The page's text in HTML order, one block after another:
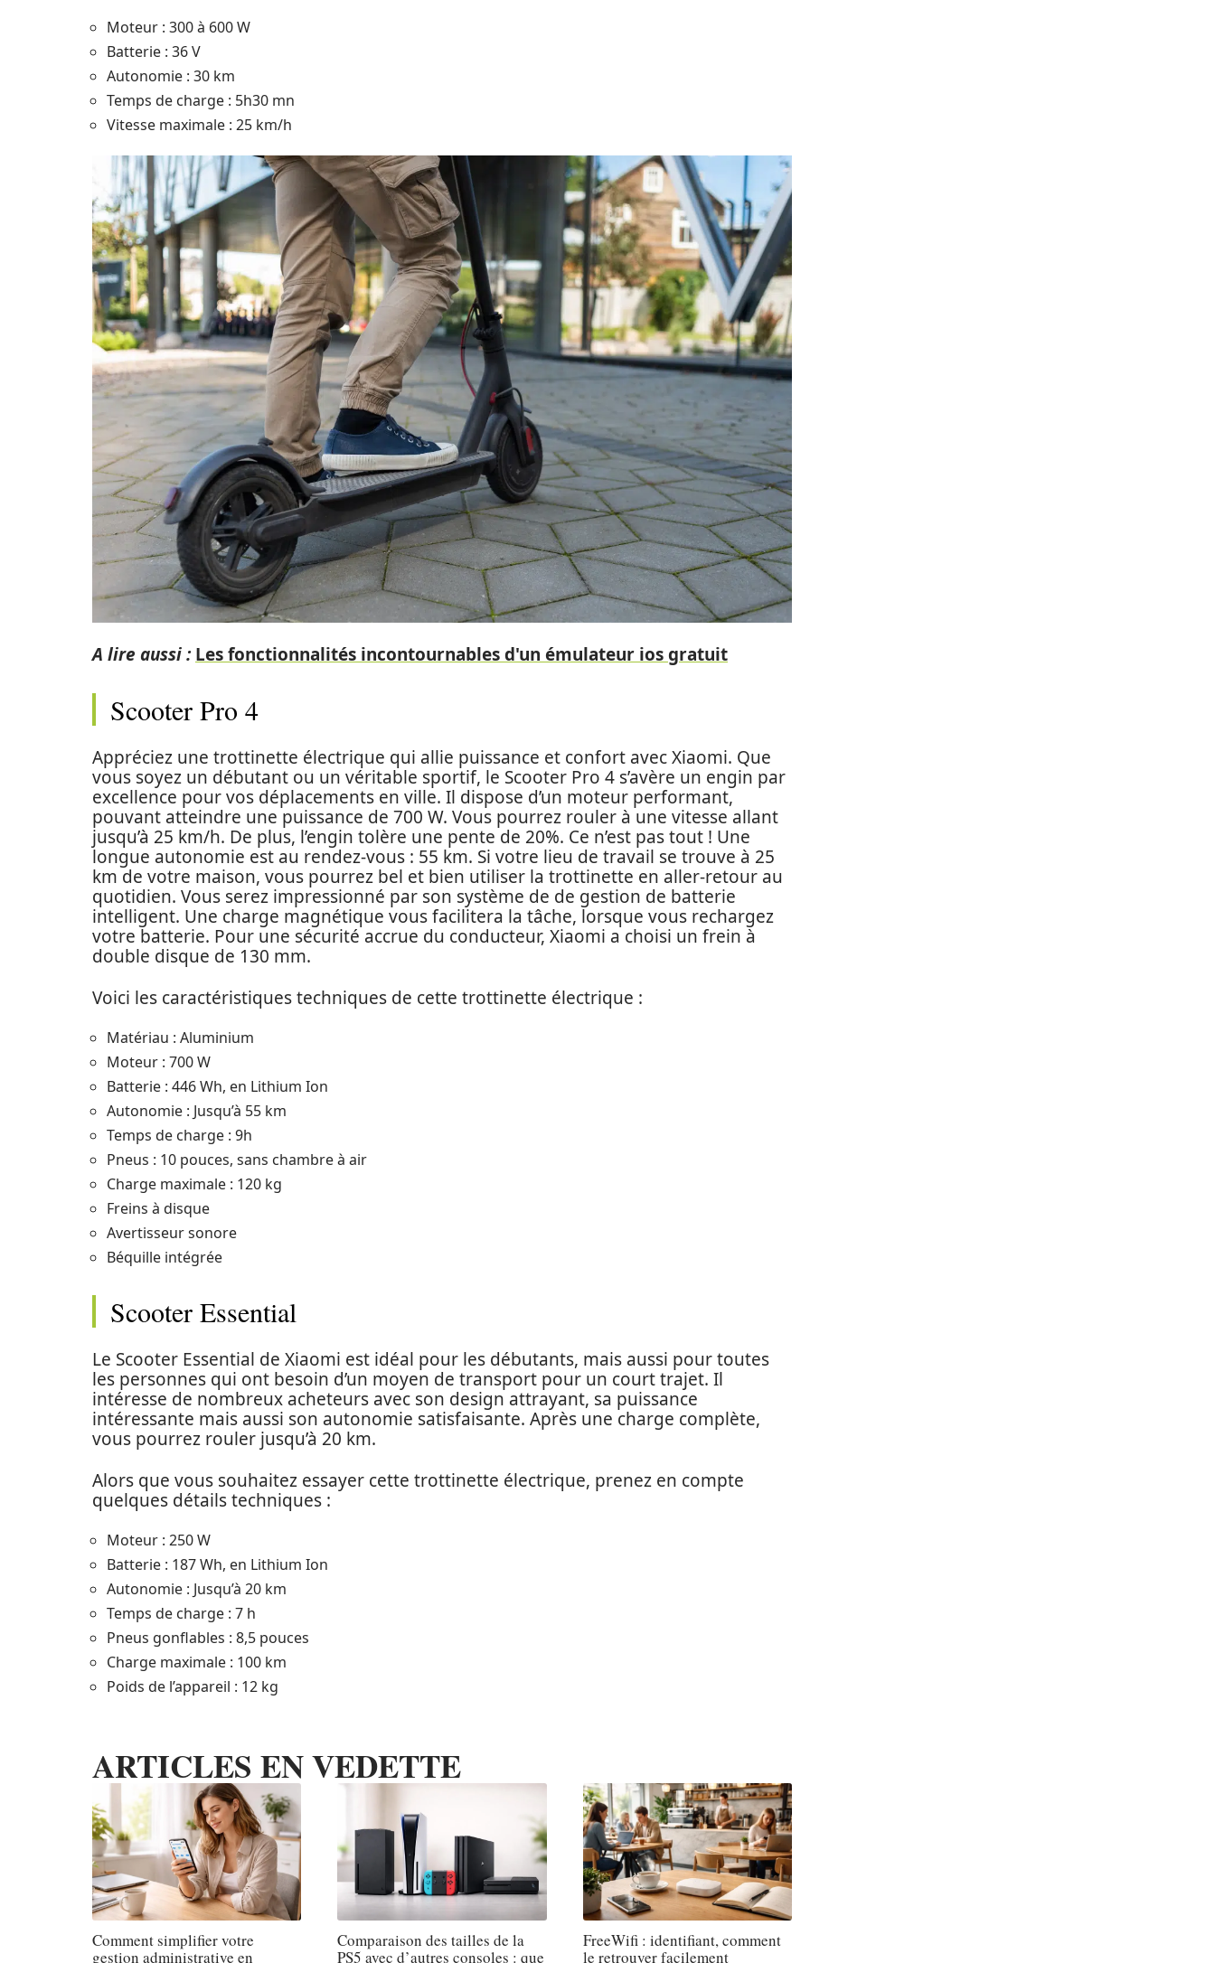
Moteur : 300 à 600 W
Batterie : 36 V
Autonomie : 30 km
Temps de charge : 5h30 mn
Vitesse maximale : 25 km/h
A lire aussi : Les fonctionnalités incontournables d'un émulateur ios gratuit
Scooter Pro 4
Appréciez une trottinette électrique qui allie puissance et confort avec Xiaomi. Que
vous soyez un débutant ou un véritable sportif, le Scooter Pro 4 s’avère un engin par
excellence pour vos déplacements en ville. Il dispose d’un moteur performant,
pouvant atteindre une puissance de 700 W. Vous pourrez rouler à une vitesse allant
jusqu’à 25 km/h. De plus, l’engin tolère une pente de 20%. Ce n’est pas tout ! Une
longue autonomie est au rendez-vous : 55 km. Si votre lieu de travail se trouve à 25
km de votre maison, vous pourrez bel et bien utiliser la trottinette en aller-retour au
quotidien. Vous serez impressionné par son système de de gestion de batterie
intelligent. Une charge magnétique vous facilitera la tâche, lorsque vous rechargez
votre batterie. Pour une sécurité accrue du conducteur, Xiaomi a choisi un frein à
double disque de 130 mm.
Voici les caractéristiques techniques de cette trottinette électrique :
Matériau : Aluminium
Moteur : 700 W
Batterie : 446 Wh, en Lithium Ion
Autonomie : Jusqu’à 55 km
Temps de charge : 9h
Pneus : 10 pouces, sans chambre à air
Charge maximale : 120 kg
Freins à disque
Avertisseur sonore
Béquille intégrée
Scooter Essential
Le Scooter Essential de Xiaomi est idéal pour les débutants, mais aussi pour toutes
les personnes qui ont besoin d’un moyen de transport pour un court trajet. Il
intéresse de nombreux acheteurs avec son design attrayant, sa puissance
intéressante mais aussi son autonomie satisfaisante. Après une charge complète,
vous pourrez rouler jusqu’à 20 km.
Alors que vous souhaitez essayer cette trottinette électrique, prenez en compte
quelques détails techniques :
Moteur : 250 W
Batterie : 187 Wh, en Lithium Ion
Autonomie : Jusqu’à 20 km
Temps de charge : 7 h
Pneus gonflables : 8,5 pouces
Charge maximale : 100 km
Poids de l’appareil : 12 kg
ARTICLES EN VEDETTE
Comment simplifier votre
gestion administrative en
Comparaison des tailles de la
PS5 avec d’autres consoles : que
FreeWifi : identifiant, comment
le retrouver facilement